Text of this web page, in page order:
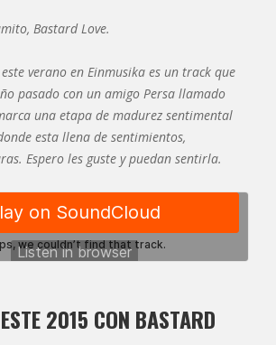
Bastard Love.
verano en Einmusika es un track que
pasado con un amigo Persa llamado
una etapa de madurez sentimental
esta llena de sentimientos,
Espero les guste y puedan sentirla.
2015 CON BASTARD